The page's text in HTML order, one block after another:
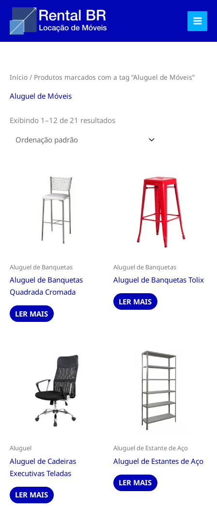
para
conteúdo
Início / Produtos marcados com a tag “Aluguel de Móveis”
Aluguel de Móveis
Exibindo 1–12 de 21 resultados
Aluguel de Banquetas
Aluguel de Banquetas
Quadrada Cromada
LER MAIS
Aluguel de Banquetas
Aluguel de Banquetas Tolix
LER MAIS
Aluguel
Aluguel de Cadeiras
Executivas Teladas
LER MAIS
Aluguel de Estante de Aço
Aluguel de Estantes de Aço
LER MAIS